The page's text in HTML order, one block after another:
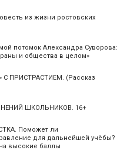
из жизни ростовских
потомок Александра Суворова:
и общества в целом»
С ПРИСТРАСТИЕМ. (Рассказ
ШКОЛЬНИКОВ. 16+
Поможет ли
для дальнейшей учёбы?
высокие баллы